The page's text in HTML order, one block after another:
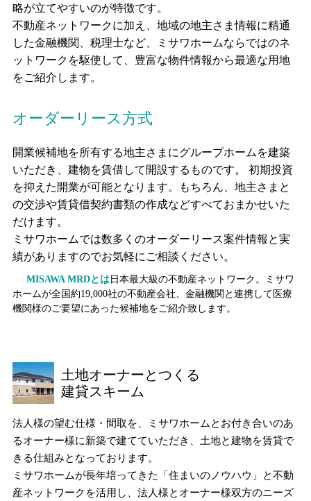
略が立てやすいのが特徴です。
不動産ネットワークに加え、地域の地主さま情報に精通
した金融機関、税理士など、ミサワホームならではのネ
ットワークを駆使して、豊富な物件情報から最適な用地
をご紹介します。
オーダーリース方式
開業候補地を所有する地主さまにグループホームを建築
いただき、建物を賃借して開設するものです。 初期投資
を抑えた開業が可能となります。もちろん、地主さまと
の交渉や賃貸借契約書類の作成などすべておまかせいた
だけます。
ミサワホームでは数多くのオーダーリース案件情報と実
績がありますのでお気軽にご相談ください。
MISAWA MRDとは 日本最大級の不動産ネットワーク。ミサワ
ホームが全国約19,000社の不動産会社、金融機関と連携して医療
機関様のご要望にあった候補地をご紹介致します。
土地オーナーとつくる
建貸スキーム
法人様の望む仕様・間取を、ミサワホームとお付き合いのあ
るオーナー様に新築で建てていただき、土地と建物を賃貸で
きる仕組みとなっております。
ミサワホームが長年培ってきた「住まいのノウハウ」と不動
産ネットワークを活用し、法人様とオーナー様双方のニーズ